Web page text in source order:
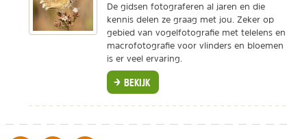
De gidsen fotograferen al jaren en die
kennis delen ze graag met jou. Zeker op
gebied van vogelfotografie met telelens en
macrofotografie voor vlinders en bloemen
is er veel ervaring.
BEKIJK